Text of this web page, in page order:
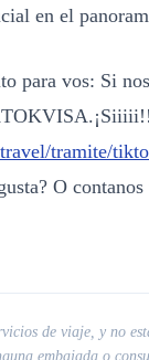
en el
para vos: Si
tramite/
O
de viaje, y no
embajada o